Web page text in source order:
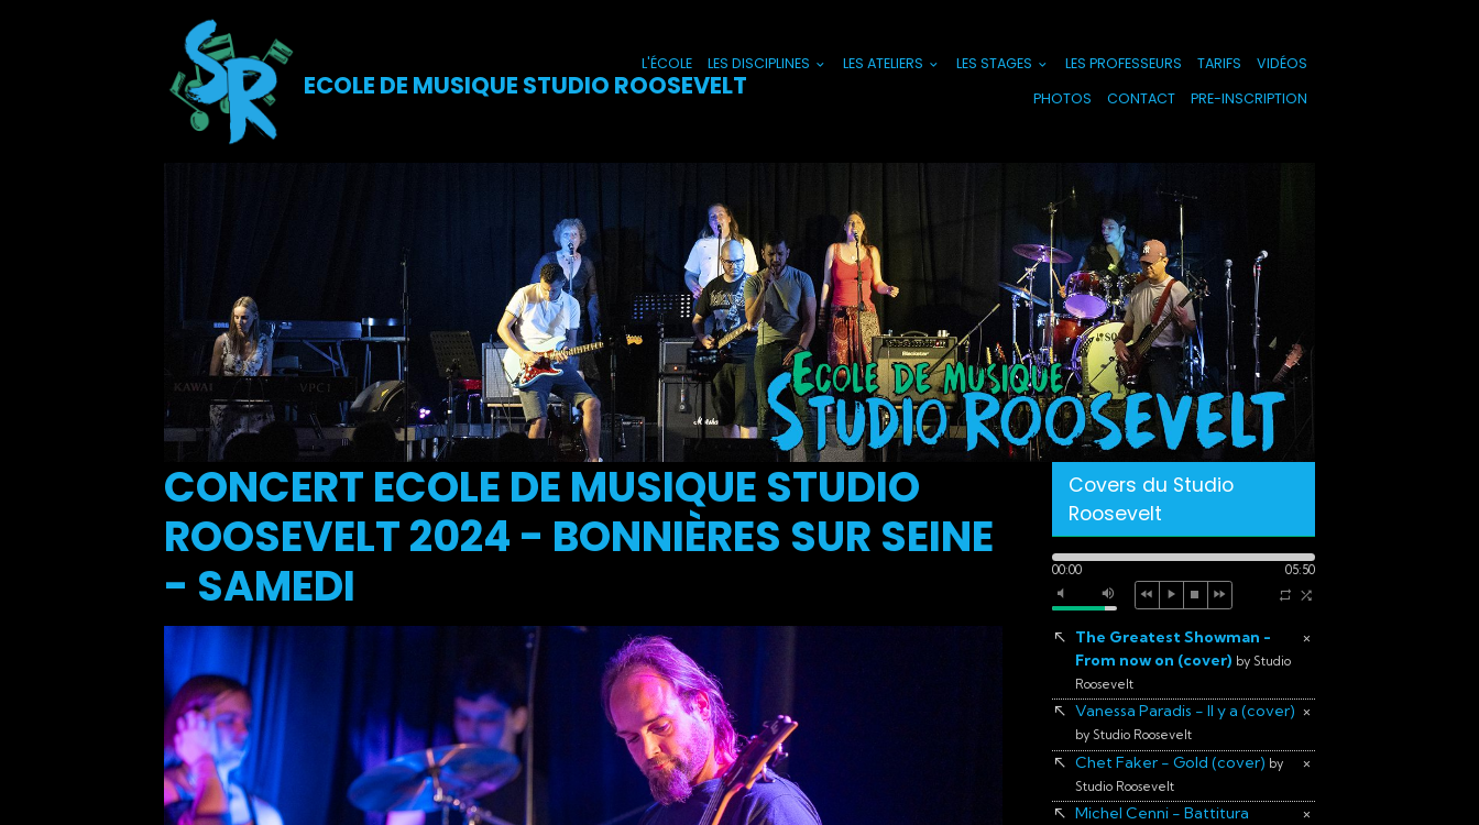
ECOLE DE MUSIQUE STUDIO ROOSEVELT
L'ÉCOLE LES DISCIPLINES LES ATELIERS LES STAGES LES PROFESSEURS TARIFS
VIDÉOS
PHOTOS
CONTACT PRE-INSCRIPTION
CONCERT ECOLE DE MUSIQUE STUDIO
ROOSEVELT 2024 - BONNIÈRES SUR SEINE
- SAMEDI
Covers du Studio
Roosevelt
00:00 05:50
×
The Greatest Showman -
From now on (cover) by Studio
Roosevelt
×
Vanessa Paradis - Il y a (cover)
by Studio Roosevelt
×
Chet Faker - Gold (cover) by
Studio Roosevelt
×
Michel Cenni - Battitura